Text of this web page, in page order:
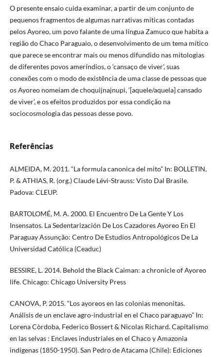
O presente ensaio cuida examinar, a partir de um conjunto de
pequenos fragmentos de algumas narrativas míticas contadas
pelos Ayoreo, um povo falante de uma língua Zamuco que habita a
região do Chaco Paraguaio, o desenvolvimento de um tema mítico
que parece se encontrar mais ou menos difundido nas mitologias
de diferentes povos ameríndios, o ‘cansaço de viver’, suas
conexões com o modo de existência de uma classe de pessoas que
os Ayoreo nomeiam de choquijnajnupi, ‘[aquele/aquela] cansado
de viver’, e os efeitos produzidos por essa condição na
sociocosmologia das pessoas desse povo.
Referências
ALMEIDA, M. 2011. “La formula canonica del mito” In: BOLLETIN,
P. & ATHIAS, R. (org.) Claude Lévi-Strauss: Visto Dal Brasile.
Padova: CLEUP.
BARTOLOMÉ, M. A. 2000. El Encuentro De La Gente Y Los
Insensatos. La Sedentarización De Los Cazadores Ayoreo En El
Paraguay Assunção: Centro De Estudios Antropológicos De La
Universidad Católica (Ceaduc)
BESSIRE, L. 2014. Behold the Black Caiman: a chronicle of Ayoreo
life. Chicago: Chicago University Press
CANOVA, P. 2015. “Los ayoreos en las colonias menonitas.
Análisis de un enclave agro-industrial en el Chaco paraguayo” In:
Lorena Còrdoba, Federico Bossert & Nicolas Richard. Capitalismo
en las selvas : Enclaves industriales en el Chaco y Amazonia
indígenas (1850-1950). San Pedro de Atacama (Chile): Ediciones